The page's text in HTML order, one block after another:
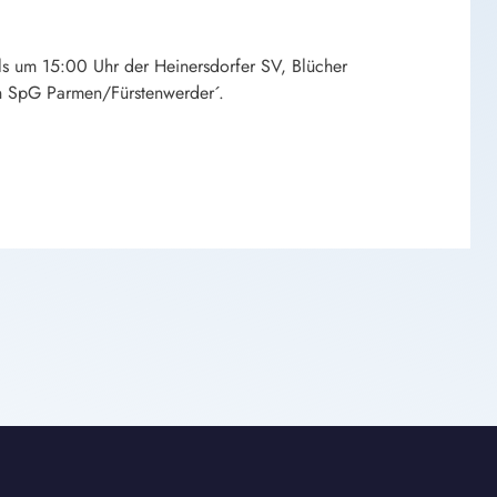
um 15:00 Uhr der Heinersdorfer SV, Blücher
Parmen/Fürstenwerder´.